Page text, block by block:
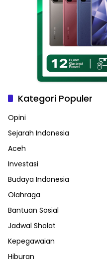
Kategori Populer
Opini
Sejarah Indonesia
Aceh
Investasi
Budaya Indonesia
Olahraga
Bantuan Sosial
Jadwal Sholat
Kepegawaian
Hiburan